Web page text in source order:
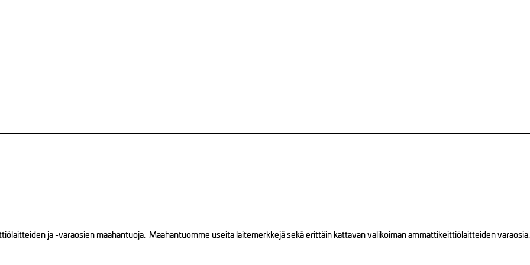
ja -varaosien maahantuoja. Maahantuomme useita laitemerkkejä sekä erittäin kattavan valikoiman ammattikeittiölaitteiden varaosia.